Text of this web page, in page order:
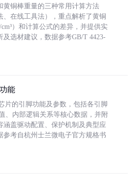
黄铜棒重量的三种常用计算方法
、在线工具法），重点解析了黄铜
）和计算公式的差异，并提供实
及选材建议，数据参考GB/T 4423-
能
片的引脚功能及参数，包括各引脚
、内部逻辑关系等核心数据，并附
涵盖驱动配置、保护机制及典型应
参考自杭州士兰微电子官方规格书